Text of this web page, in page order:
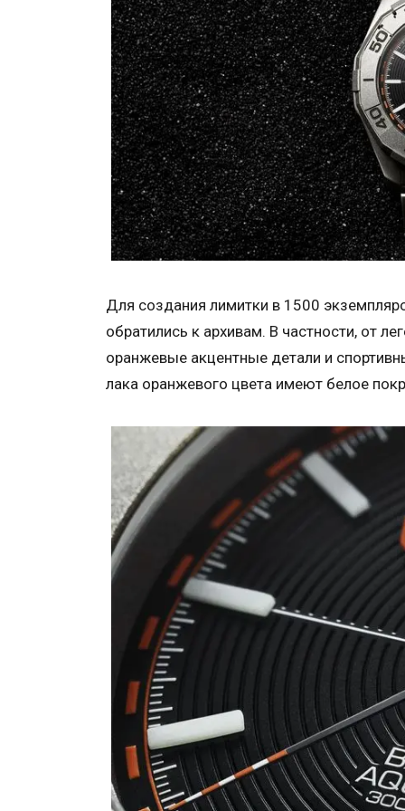
Для создания лимитки в 1500
обратились к архивам. В частности, от
оранжевые акцентные детали и
лака оранжевого цвета имеют белое